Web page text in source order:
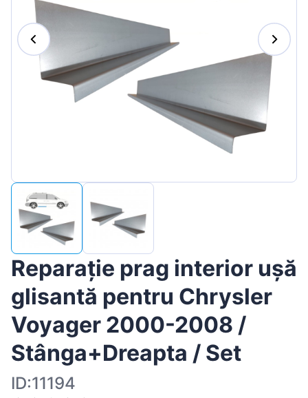
Lietuvių
Hrvatski
Português
Slovenian
Latvian
Reparație prag interior ușă
glisantă pentru Chrysler
Voyager 2000-2008 /
Stânga+Dreapta / Set
ID:11194